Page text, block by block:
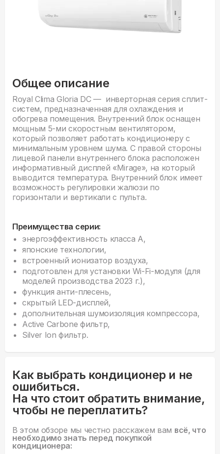
Общее описание
Royal Clima Gloria DC — инверторная серия сплит-
систем, предназначенная для охлаждения и
обогрева помещения. Внутренний блок оснащен
мощным 5-ми скоростным вентилятором,
который позволяет работать кондиционеру с
минимальным уровнем шума. С правой стороны
лицевой панели внутреннего блока расположен
информативный дисплей «Mirage», на который
выводится температура. Внутренний блок имеет
возможность регулировки жалюзи по
горизонтали и вертикали с пульта.
Преимущества серии:
энергоэффективность класса А,
японские технологии,
встроенный ионизатор воздуха,
подготовлен для установки Wi-Fi-модуля (для
моделей производства 2023 г.),
функция анти-плесень,
скрытый LED-дисплей,
дополнительная шумоизоляция компрессора,
Active Carbone фильтр,
Silver Ion фильтр.
Как выбрать кондиционер и не
ошибиться.
На что стоит обратить внимание,
чтобы не переплатить?
В этом обзоре мы честно расскажем вам всё, что
необходимо знать перед покупкой
кондиционера: